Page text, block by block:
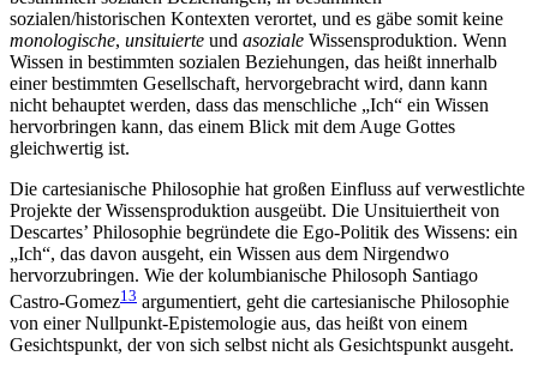
sozialen/historischen Kontexten verortet, und es gäbe somit keine
monologische, unsituierte und asoziale Wissensproduktion. Wenn
Wissen in bestimmten sozialen Beziehungen, das heißt innerhalb
einer bestimmten Gesellschaft, hervorgebracht wird, dann kann
nicht behauptet werden, dass das menschliche „Ich“ ein Wissen
hervorbringen kann, das einem Blick mit dem Auge Gottes
gleichwertig ist.
Die cartesianische Philosophie hat großen Einfluss auf verwestlichte
Projekte der Wissensproduktion ausgeübt. Die Unsituiertheit von
Descartes’ Philosophie begründete die Ego-Politik des Wissens: ein
„Ich“, das davon ausgeht, ein Wissen aus dem Nirgendwo
hervorzubringen. Wie der kolumbianische Philosoph Santiago
Castro-Gomez13 argumentiert, geht die cartesianische Philosophie
von einer Nullpunkt-Epistemologie aus, das heißt von einem
Gesichtspunkt, der von sich selbst nicht als Gesichtspunkt ausgeht.